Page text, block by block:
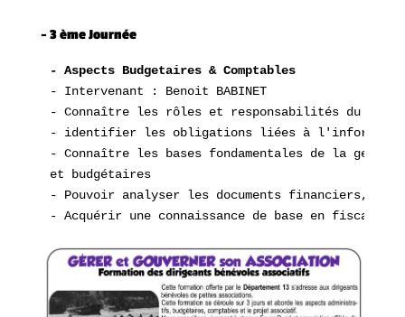
–3 ème Journée
- Aspects Budgetaires & Comptables
- Intervenant : Benoit BABINET
- Connaître les rôles et responsabilités du
- identifier les obligations liées à
- Connaître les bases fondamentales de la
et budgétaires
- Pouvoir analyser les documents financiers,
- Acquérir une connaissance de base en fiscalité